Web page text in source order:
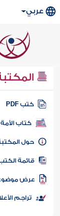
عربي
كتب PDF
كتاب الأمة
المكتبة
الكتب
موضوعي